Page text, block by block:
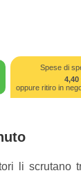
Spese di
4,40
oppure ritiro in
li scrutano